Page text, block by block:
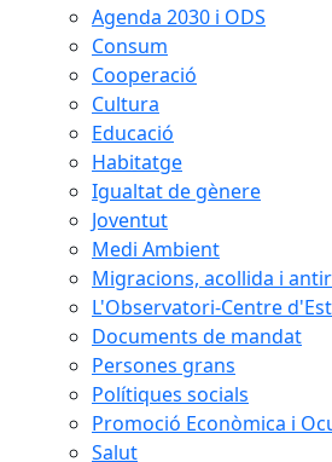
Agenda 2030 i ODS
Consum
Cooperació
Cultura
Educació
Habitatge
Igualtat de gènere
Joventut
Medi Ambient
Migracions, acollida i
L'Observatori-Centre
Documents de mandat
Persones grans
Polítiques socials
Promoció Econòmica i
Salut